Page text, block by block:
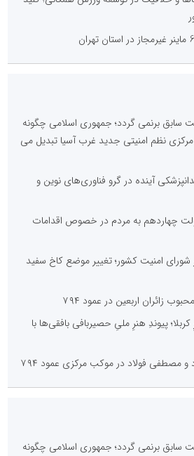
سابق برنمی گردد؛ جمهوری اسلامی چگونه
مرکزی نظم امنیتی جدید غرب آسیا تبدیل می
آینده در گرو فناوری‌های نوین و
چهاردهم به مردم در خصوص اقدامات
امنیت کشور؛ تغییر موضع کاخ سفید
زائران اربعین در عمود ۷۹۴
پیوندِ هنرِ ملیِ حصیربافی بافقی‌ها با
مصطفی فولاد در موکب مرکزی عمود ۷۹۴
سابق برنمی گردد؛ جمهوری اسلامی چگونه